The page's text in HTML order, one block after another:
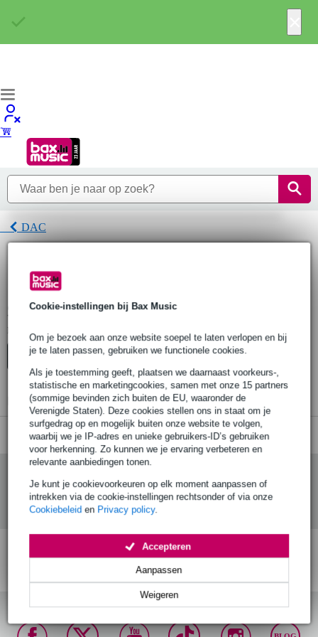
Cookie-instellingen bij Bax Music
Om je bezoek aan onze website soepel te laten verlopen en bij
je te laten passen, gebruiken we functionele cookies.
Als je toestemming geeft, plaatsen we daarnaast voorkeurs-,
statistische en marketingcookies, samen met onze 15 partners
(sommige bevinden zich buiten de EU, waaronder de
Verenigde Staten). Deze cookies stellen ons in staat om je
surfgedrag op en mogelijk buiten onze website te volgen,
waarbij we je IP-adres en unieke gebruikers-ID’s gebruiken
voor herkenning. Zo kunnen we je ervaring verbeteren en
relevante aanbiedingen tonen.
Je kunt je cookievoorkeuren op elk moment aanpassen of
intrekken via de cookie-instellingen rechtsonder of via onze
Cookiebeleid en Privacy policy.
Weigeren
Aanpassen
Accepteren
DAC
Koptelefoon-accessoires & onderdelen
DAC
Sony DAC
Top-10 Advies
Er zijn geen producten gevonden.
morgen in huis (mits